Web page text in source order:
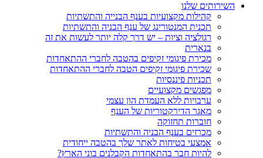
השירותים שלנו
קהילות מקצועיות בענף הבנייה והתשתיות
תכנית המנטורינג של ענף הבניה והתשתיות
רגולציה וציות – יש דרך קלה יותר לעשות את זה
בנארית
מכירת פיגומי זקיפים בהטבה לחברי ההתאחדות
שכירת פיגומי זקיפים הטבה לחברי ההתאחדות
תכניות פיננסיות
מפגשים מקצועיים
ערבויות ללא העמדת הון עצמי
מאגר הדירקטוריות של הענף
חוברות תחזוקה
מכרזים בענף הבניה והתשתיות
אמצעי בטיחות לאתר שלך בהטבה ייחודית
להיות חבר בהתאחדות הקבלנים בוני הארץ?